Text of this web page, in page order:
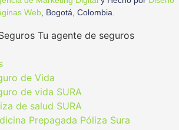
Web, Bogotá, Colombia.
de Vida
de vida SURA
de salud SURA
Prepagada Póliza Sura